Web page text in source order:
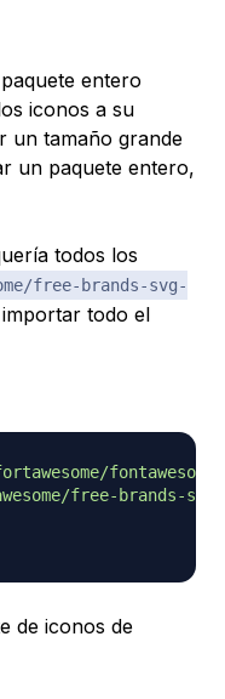
entero
iconos a su
un tamaño grande
un paquete entero,
todos los
free-brands-svg-
todo el
free-brands-
de iconos de